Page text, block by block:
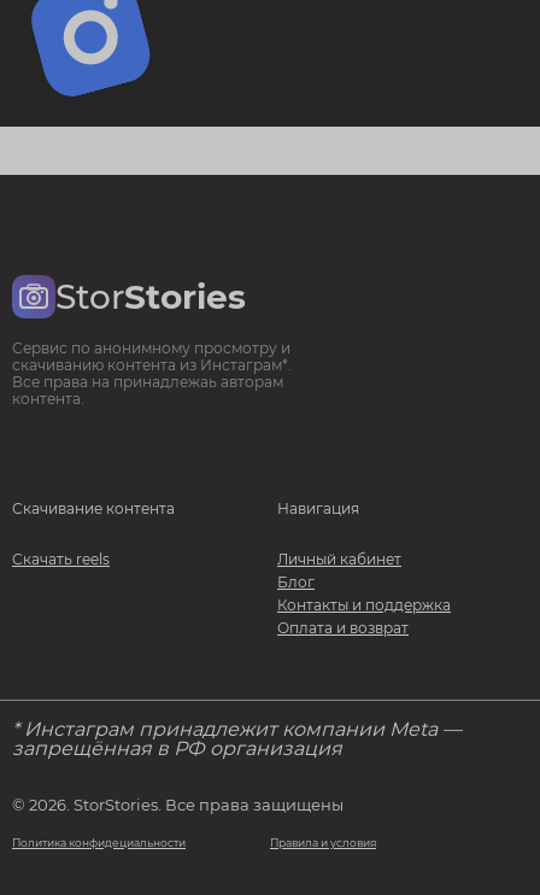
StorStories
Сервис по анонимному просмотру и
скачиванию контента из Инстаграм*.
Все права на принадлежаь авторам
контента.
Скачивание контента
Скачать reels
Навигация
Личный кабинет
Блог
Контакты и поддержка
Оплата и возврат
* Инстаграм принадлежит компании Meta —
запрещённая в РФ организация
© 2026. StorStories. Все права защищены
Политика конфидециальности Правила и условия